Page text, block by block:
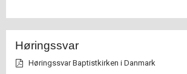
Høringssvar
Høringssvar Baptistkirken i Danmark